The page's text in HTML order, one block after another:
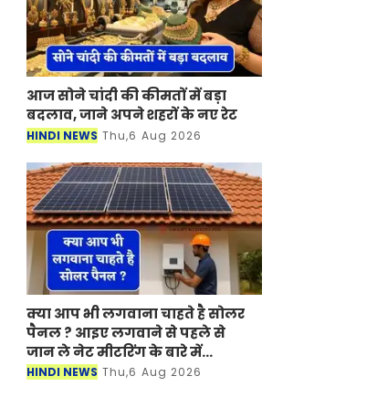
आज सोने चांदी की कीमतों में बड़ा
बदलाव, जाने अपने शहरों के नए रेट
HINDI NEWS Thu,6 Aug 2026
क्या आप भी लगवाना चाहते है सोलर
पैनल ? आइए लगवाने से पहले से
जान ले नेट मीटरिंग के बारे में...
HINDI NEWS Thu,6 Aug 2026